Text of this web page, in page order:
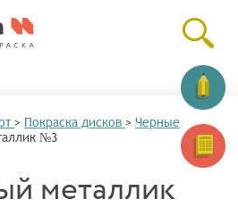
> Покраска дисков > Черные
№3
металлик